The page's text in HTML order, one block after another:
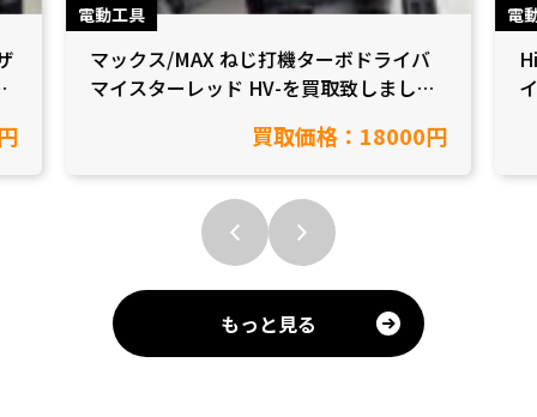
電動工具
マックス/MAX ねじ打機ターボドライバ
マイスターレッド HV-を買取致しました
買取価格：18000円
電
もっと見る